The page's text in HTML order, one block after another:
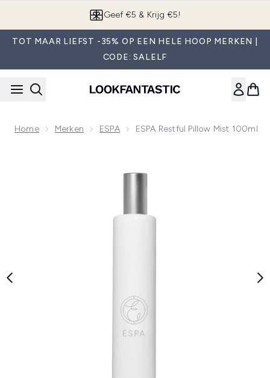
App downloaden
TOT MAAR LIEFST -35% OP EEN HELE HOOP MERKEN |
CODE: SALELF
Home Merken ESPA ESPA Restful Pillow Mist 100ml